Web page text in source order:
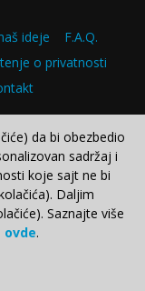
ideje
F.A.Q.
o privatnosti
da bi obezbedio
sadržaj i
koje sajt ne bi
Daljim
Saznajte više
ovde.